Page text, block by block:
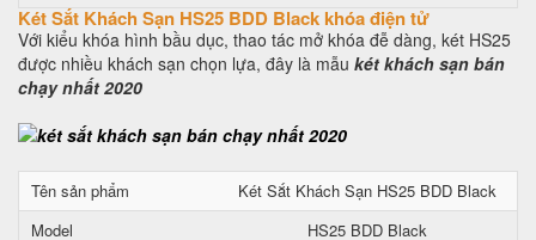
Két Sắt Khách Sạn HS25 BDD Black khóa điện tử
Với kiểu khóa hình bầu dục, thao tác mở khóa đễ dàng, két HS25
được nhiều khách sạn chọn lựa, đây là mẫu két khách sạn bán
chạy nhất 2020
Tên sản phẩm
Két Sắt Khách Sạn HS25 BDD Black
Model
HS25 BDD Black